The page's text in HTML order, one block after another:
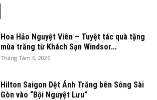
Hoa Hảo Nguyệt Viên – Tuyệt tác quà tặng
mùa trăng từ Khách Sạn Windsor...
Tháng Tám 6, 2026
Hilton Saigon Dệt Ánh Trăng bên Sông Sài
Gòn vào “Bội Nguyệt Lưu”